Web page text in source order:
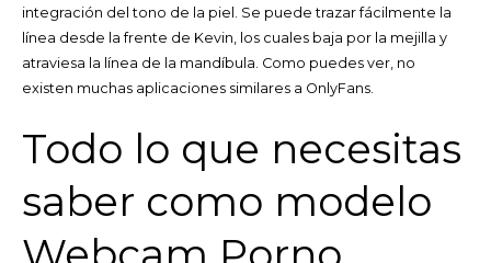
integración del tono de la piel. Se puede trazar fácilmente la
línea desde la frente de Kevin, los cuales baja por la mejilla y
atraviesa la línea de la mandíbula. Como puedes ver, no
existen muchas aplicaciones similares a OnlyFans.
Todo lo que necesitas
saber como modelo